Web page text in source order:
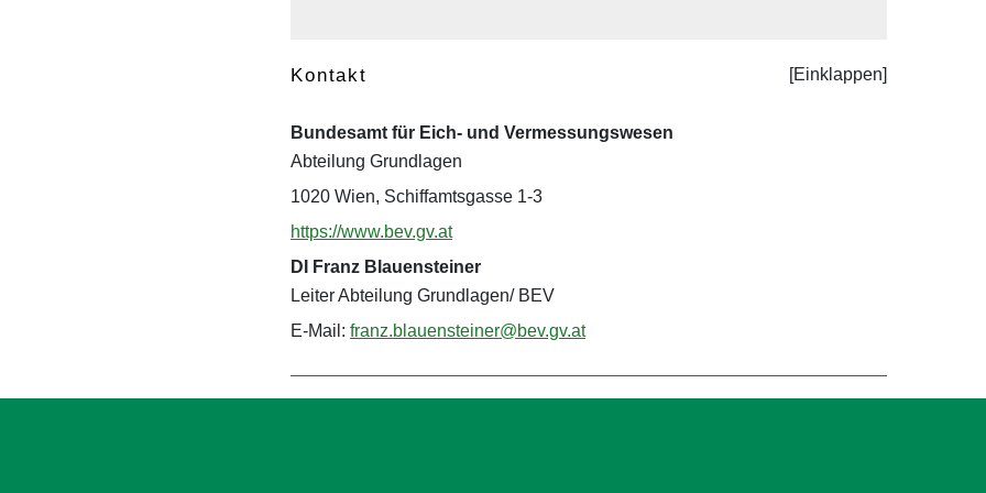
Kontakt
Bundesamt für Eich- und Vermessungswesen
Abteilung Grundlagen
1020 Wien, Schiffamtsgasse 1-3
https://www.bev.gv.at
DI Franz Blauensteiner
Leiter Abteilung Grundlagen/ BEV
E-Mail: franz.blauensteiner@bev.gv.at